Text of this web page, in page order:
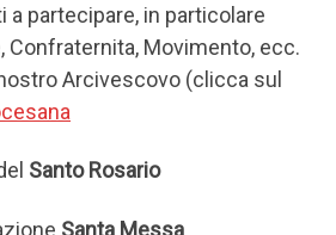
partecipare, in particolare
Confraternita, Movimento, ecc.
Arcivescovo (clicca sul
Santo Rosario
Santa Messa